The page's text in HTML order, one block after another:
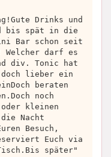
Drinks und
bis spät in die
Bar schon seit
Welcher darf es
div. Tonic hat
doch lieber ein
beraten
noch
oder kleinen
Nacht
Besuch,
Euch via
später"